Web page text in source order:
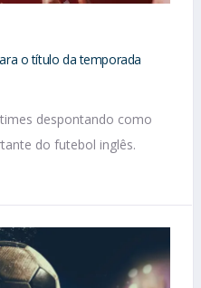
o título da temporada
despontando como
do futebol inglês.